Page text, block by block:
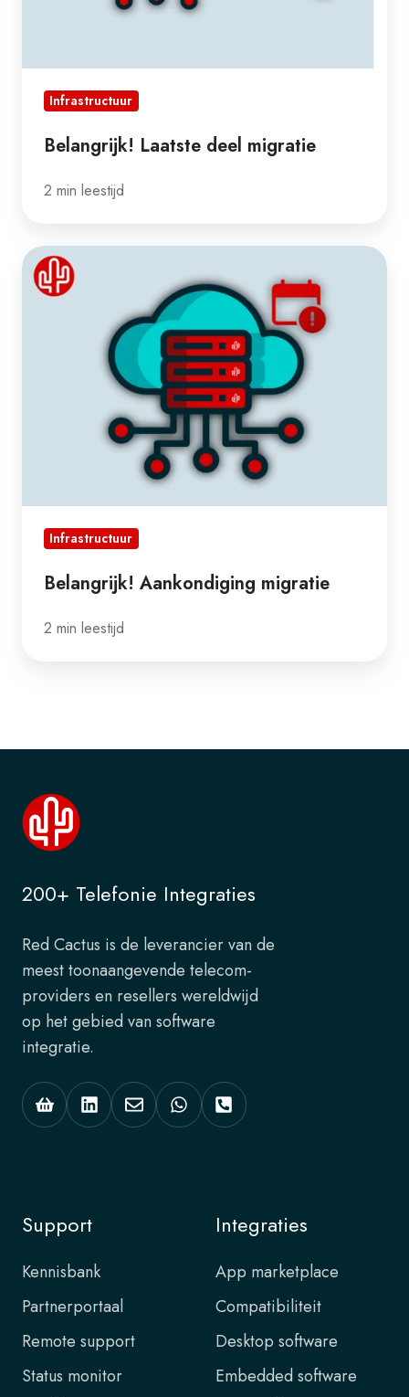
Infrastructuur
Belangrijk! Laatste deel migratie
2 min leestijd
Belangrijk!
Aankondiging
Infrastructuur
Belangrijk! Aankondiging migratie
2 min leestijd
200+ Telefonie Integraties
Red Cactus is de leverancier van de
meest toonaangevende telecom-
providers en resellers wereldwijd
op het gebied van software
integratie.
Support
Kennisbank
Partnerportaal
Remote support
Status monitor
Integraties
App marketplace
Compatibiliteit
Desktop software
Embedded software